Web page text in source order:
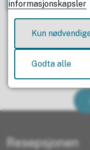
Fant du
Resepsjonen
informasjonskapsler
Kun
Godta alle